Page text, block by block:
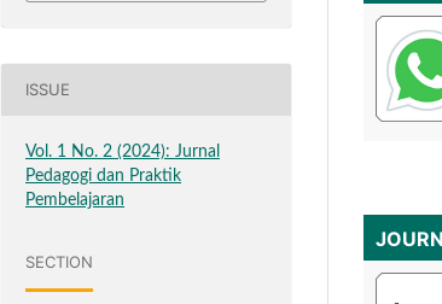
ISSUE
Vol. 1 No. 2 (2024): Jurnal
Pedagogi dan Praktik
Pembelajaran
SECTION